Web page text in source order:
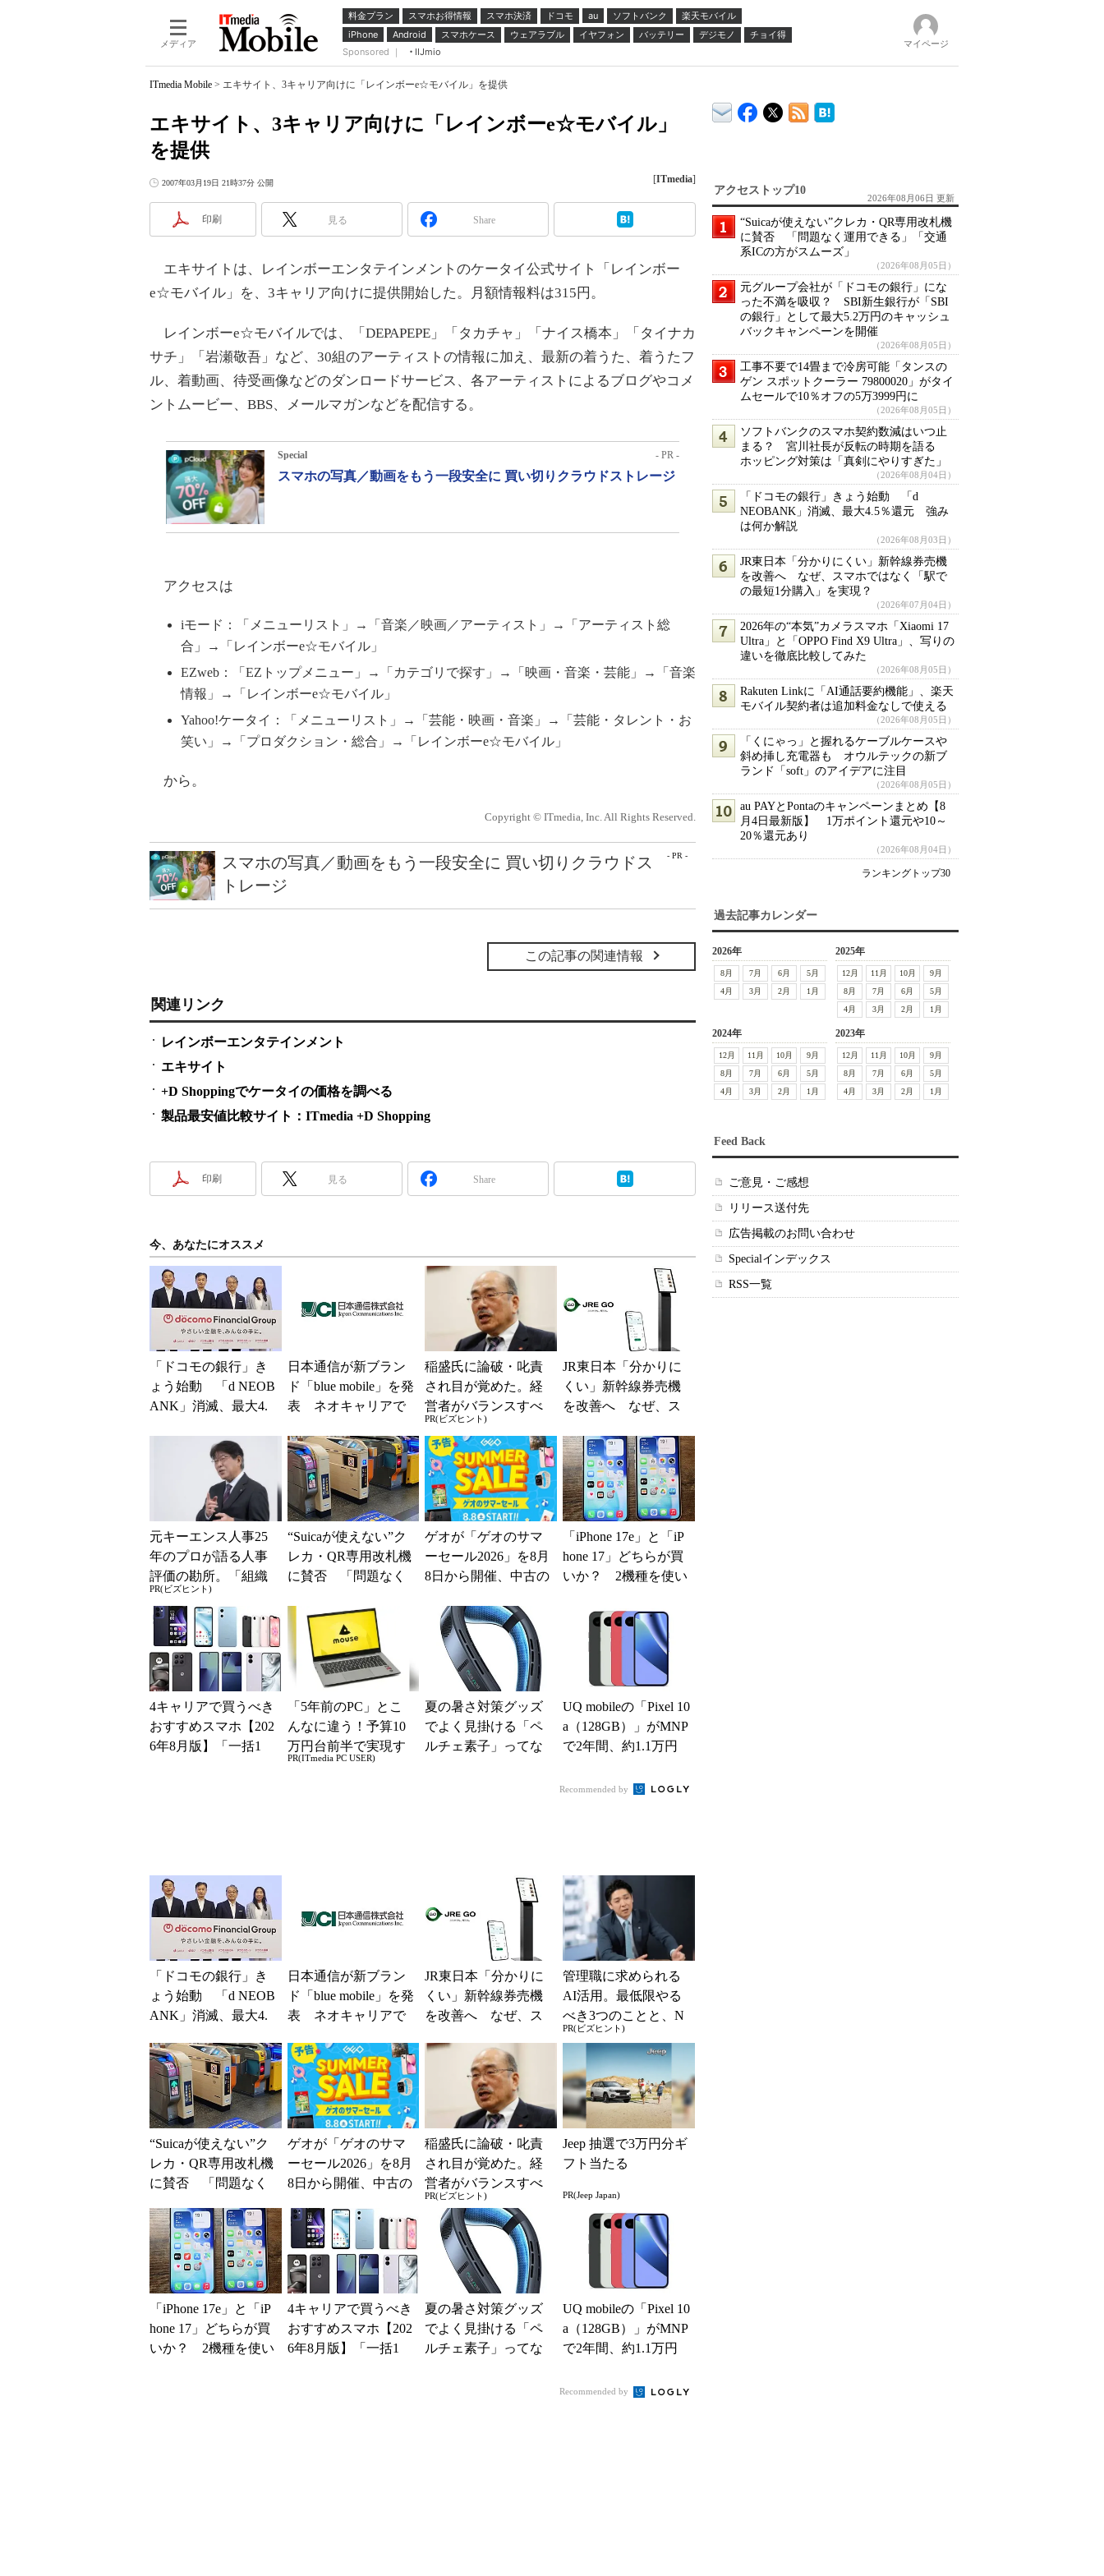
メディア
料金プラン スマホお得情報 スマホ決済 ドコモ au ソフトバンク
楽天モバイル
iPhone
Android スマホケース ウェアラブル イヤフォン バッテリー デジモノ
チョイ得
Sponsored ｜
IIJmio
マイページ
ITmedia Mobile > エキサイト、3キャリア向けに「レインボーe☆モバイル」を提供
エキサイト、3キャリア向けに「レインボーe☆モバイル」
を提供
2007年03月19日 21時37分 公開 [ITmedia]
印刷 見る Share
エキサイトは、レインボーエンタテインメントのケータイ公式サイト「レインボー
e☆モバイル」を、3キャリア向けに提供開始した。月額情報料は315円。
レインボーe☆モバイルでは、「DEPAPEPE」「タカチャ」「ナイス橋本」「タイナカ
サチ」「岩瀬敬吾」など、30組のアーティストの情報に加え、最新の着うた、着うたフ
ル、着動画、待受画像などのダンロードサービス、各アーティストによるブログやコメ
ントムービー、BBS、メールマガンなどを配信する。
Special - PR -
スマホの写真／動画をもう一段安全に 買い切りクラウドストレージ
アクセスは
iモード：「メニューリスト」→「音楽／映画／アーティスト」→「アーティスト総
合」→「レインボーe☆モバイル」
EZweb：「EZトップメニュー」→「カテゴリで探す」→「映画・音楽・芸能」→「音楽
情報」→「レインボーe☆モバイル」
Yahoo!ケータイ：「メニューリスト」→「芸能・映画・音楽」→「芸能・タレント・お
笑い」→「プロダクション・総合」→「レインボーe☆モバイル」
から。
Copyright © ITmedia, Inc. All Rights Reserved.
- PR -
スマホの写真／動画をもう一段安全に 買い切りクラウドス
トレージ
この記事の関連情報
関連リンク
レインボーエンタテインメント
エキサイト
+D Shoppingでケータイの価格を調べる
製品最安値比較サイト：ITmedia +D Shopping
印刷 見る Share
今、あなたにオススメ
「ドコモの銀行」き
ょう始動 「d NEOB
ANK」消滅、最大4.
日本通信が新ブラン
ド「blue mobile」を発
表 ネオキャリアで
稲盛氏に論破・叱責
され目が覚めた。経
営者がバランスすべ
き2つの背反
PR(ビズヒント)
JR東日本「分かりに
くい」新幹線券売機
を改善へ なぜ、ス
の最短1分購入」を実
現？
元キーエンス人事25
年のプロが語る人事
評価の勘所。「組織
を腐らせるNG評価」
とは？
PR(ビズヒント)
“Suicaが使えない”ク
レカ・QR専用改札機
に賛否 「問題なく
系ICの方がスムー...
ゲオが「ゲオのサマ
ーセール2026」を8月
8日から開催、中古の
得に
「iPhone 17e」と「iP
hone 17」どちらが買
いか？ 2機種を使い
4キャリアで買うべき
おすすめスマホ【202
6年8月版】「一括1
「5年前のPC」とこ
んなに違う！予算10
万円台前半で実現す
る快適PCライフ
PR(ITmedia PC USER)
夏の暑さ対策グッズ
でよく見掛ける「ペ
ルチェ素子」ってな
UQ mobileの「Pixel 10
a（128GB）」がMNP
で2年間、約1.1万円
Recommended by
「ドコモの銀行」き
ょう始動 「d NEOB
ANK」消滅、最大4.
解説
日本通信が新ブラン
ド「blue mobile」を発
表 ネオキャリアで
JR東日本「分かりに
くい」新幹線券売機
を改善へ なぜ、ス
の最短1分購入」を実
管理職に求められる
AI活用。最低限やる
べき3つのことと、N
Gな自己認識
PR(ビズヒント)
“Suicaが使えない”ク
レカ・QR専用改札機
に賛否 「問題なく
系ICの方がスムー...
ゲオが「ゲオのサマ
ーセール2026」を8月
8日から開催、中古の
得に
稲盛氏に論破・叱責
され目が覚めた。経
営者がバランスすべ
き2つの背反
PR(ビズヒント)
Jeep 抽選で3万円分ギ
フト当たる
PR(Jeep Japan)
「iPhone 17e」と「iP
hone 17」どちらが買
いか？ 2機種を使い
4キャリアで買うべき
おすすめスマホ【202
6年8月版】「一括1
夏の暑さ対策グッズ
でよく見掛ける「ペ
ルチェ素子」ってな
UQ mobileの「Pixel 10
a（128GB）」がMNP
で2年間、約1.1万円
Recommended by
アクセストップ10
2026年08月06日 更新
“Suicaが使えない”クレカ・QR専用改札機
に賛否 「問題なく運用できる」「交通
系ICの方がスムーズ」
（2026年08月05日）
元グループ会社が「ドコモの銀行」にな
った不満を吸収？ SBI新生銀行が「SBI
の銀行」として最大5.2万円のキャッシュ
バックキャンペーンを開催
（2026年08月05日）
工事不要で14畳まで冷房可能「タンスの
ゲン スポットクーラー 79800020」がタイ
ムセールで10％オフの5万3999円に
（2026年08月05日）
ソフトバンクのスマホ契約数減はいつ止
まる？ 宮川社長が反転の時期を語る
ホッピング対策は「真剣にやりすぎた」
（2026年08月04日）
「ドコモの銀行」きょう始動 「d
NEOBANK」消滅、最大4.5％還元 強み
は何か解説
（2026年08月03日）
JR東日本「分かりにくい」新幹線券売機
を改善へ なぜ、スマホではなく「駅で
の最短1分購入」を実現？
（2026年07月04日）
2026年の“本気”カメラスマホ「Xiaomi 17
Ultra」と「OPPO Find X9 Ultra」、写りの
違いを徹底比較してみた
（2026年08月05日）
Rakuten Linkに「AI通話要約機能」、楽天
モバイル契約者は追加料金なしで使える
（2026年08月05日）
「くにゃっ」と握れるケーブルケースや
斜め挿し充電器も オウルテックの新ブ
ランド「soft」のアイデアに注目
（2026年08月05日）
au PAYとPontaのキャンペーンまとめ【8
月4日最新版】 1万ポイント還元や10～
20％還元あり
（2026年08月04日）
ランキングトップ30
過去記事カレンダー
2026年
8月 7月 6月
5月
4月
3月 2月 1月
2025年
12月 11月 10月
9月
8月
7月 6月
5月
4月
3月 2月 1月
2024年
12月 11月 10月
9月
8月
7月 6月
5月
4月
3月 2月 1月
2023年
12月 11月 10月
9月
8月
7月 6月
5月
4月
3月 2月 1月
Feed Back
ご意見・ご感想
リリース送付先
広告掲載のお問い合わせ
Specialインデックス
RSS一覧